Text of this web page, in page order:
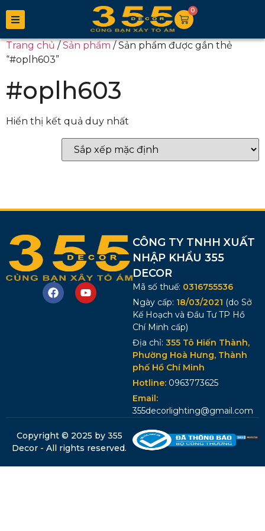
0
Trang chủ/Sản phẩm/ Sản phẩm được gắn thẻ
“#oplh603”
#oplh603
Hiển thị kết quả duy nhất
CÔNG TY TNHH XUẤT
NHẬP KHẨU 355
DECOR
Mã số thuế: 0316755536
Ngày cấp: 18/03/2021 (do Sở
Kế Hoạch và Đầu Tư TP Hồ
Chí Minh cấp)
Địa chỉ: 355 Tô Hiến Thành,
Phường Hoà Hưng, Thành
phố Hồ Chí Minh
Hotline: 0963773625
Email:
355decorlighting@gmail.com
Copyright © 2025 by 355
Decor - All rights reserved.